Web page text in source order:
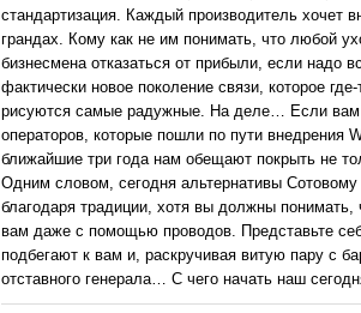
стандартизация. Каждый производитель хочет
грандах. Кому как не им понимать, что любой
бизнесмена отказаться от прибыли, если надо
фактически новое поколение связи, которое
рисуются самые радужные. На деле… Если вам
операторов, которые пошли по пути внедрения
ближайшие три года нам обещают покрыть не
Одним словом, сегодня альтернативы
благодаря традиции, хотя вы должны
вам даже с помощью проводов. Представьте
подбегают к вам и, раскручивая витую пару с
отставного генерала… С чего начать наш